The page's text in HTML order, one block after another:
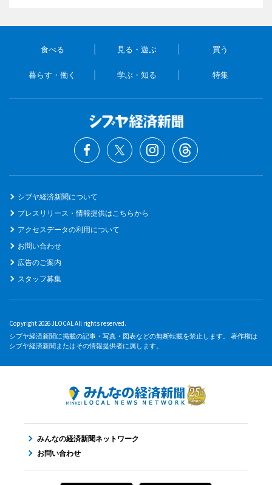
食べる 見る・遊ぶ 買う
暮らす・働く 学ぶ・知る 特集
シブヤ経済新聞について
プレスリリース・情報提供はこちらから
アクセスデータの利用について
お問い合わせ
広告のご案内
スタッフ募集
Copyright 2026 JLOCAL All rights reserved.
シブヤ経済新聞に掲載の記事・写真・図表などの無断転載を禁止します。 著作権は
シブヤ経済新聞またはその情報提供者に属します。
みんなの経済新聞ネットワーク
お問い合わせ